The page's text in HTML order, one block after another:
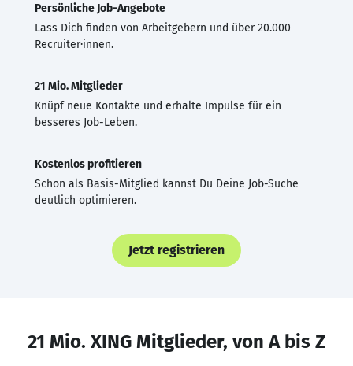
Persönliche Job-Angebote
Lass Dich finden von Arbeitgebern und über 20.000
Recruiter·innen.
21 Mio. Mitglieder
Knüpf neue Kontakte und erhalte Impulse für ein
besseres Job-Leben.
Kostenlos profitieren
Schon als Basis-Mitglied kannst Du Deine Job-Suche
deutlich optimieren.
Jetzt registrieren
21 Mio. XING Mitglieder, von A bis Z